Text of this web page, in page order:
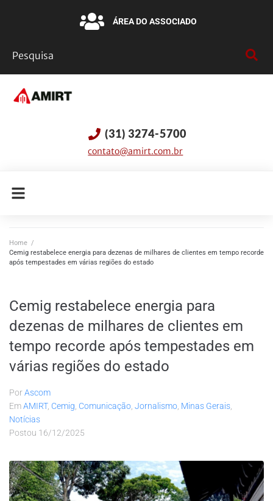
ÁREA DO ASSOCIADO
(31) 3274-5700
contato@amirt.com.br
Home /
Cemig restabelece energia para dezenas de milhares de clientes em tempo recorde
após tempestades em várias regiões do estado
Cemig restabelece energia para
dezenas de milhares de clientes em
tempo recorde após tempestades em
várias regiões do estado
PorAscom
EmAMIRT, Cemig Comunicação Jornalismo Minas Gerais
Notícias
Postou 16/12/2025